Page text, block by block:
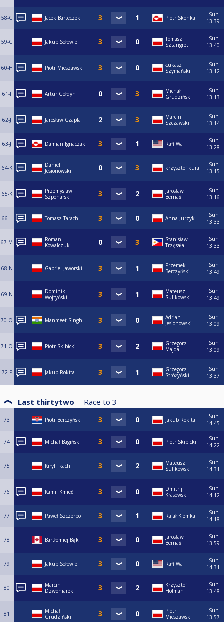
58-G Jacek Barteczek Piotr Skonka
Sun
13:39
59-G Jakub Sołowiej
Tomasz
Sztangret
Sun
13:40
60-H Piotr Mieszawski
Łukasz
Szymański
Sun
13:12
61-I Artur Gołdyn
Michał
Grudziński
Sun
13:13
62-J Jarosław Czapla
Marcin
Szczawski
Sun
13:14
63-J Damian Ignaczak Rafi Wa
Sun
13:28
64-K
Daniel
Jesionowski
krzysztof kura
Sun
13:15
65-K
Przemyslaw
Szponarski
Jarosław
Bernaś
Sun
13:16
66-L Tomasz Tarach Anna Jurzyk
Sun
13:33
67-M
Roman
Kowalczuk
Stanisław
Trzęsała
Sun
13:33
68-N Gabriel Jaworski
Przemek
Berczyński
Sun
13:49
69-N
Dominik
Wojtyński
Mateusz
Sulikowski
Sun
13:49
70-O Manmeet Singh
Adrian
Jesionowski
Sun
13:09
71-O Piotr Skibicki
Grzegorz
Majda
Sun
13:09
72-P Jakub Rokita
Grzegorz
Stróżyński
Sun
13:37
Last thirtytwo Race to 3
73 Piotr Berczyński Jakub Rokita
Sun
14:45
74 Michał Bagiński Piotr Skibicki
Sun
14:22
75 Kiryl Tkach
Mateusz
Sulikowski
Sun
14:31
76 Kamil Kmieć
Dmitrij
Krasowski
Sun
14:12
77 Paweł Szczerbo Rafał Klemka
Sun
14:18
78 Bartłomiej Bąk
Jarosław
Bernaś
Sun
13:59
79 Jakub Sołowiej Rafi Wa
Sun
14:31
80
Marcin
Dzwoniarek
Krzysztof
Hofman
Sun
13:48
81
Michał
Grudziński
Piotr
Mieszawski
Sun
13:57